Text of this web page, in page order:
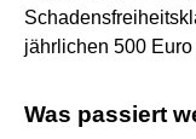
jährlichen 500 Euro
Was passiert